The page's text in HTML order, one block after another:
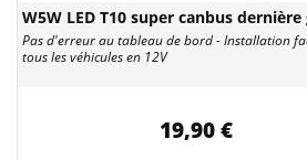
W5W LED T10 super canbus
Pas d'erreur au tableau de bord - Installation
tous les véhicules en 12V
19,90 €